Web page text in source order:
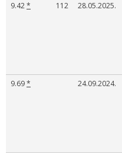
9.42* 112 28.05.2025.
9.69* 24.09.2024.